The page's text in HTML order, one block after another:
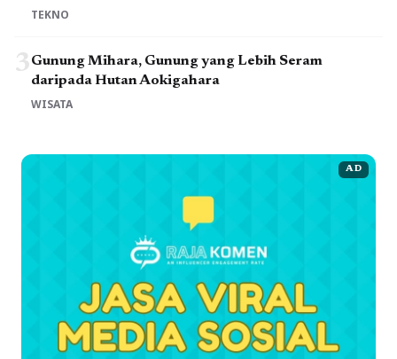
TEKNO
3Gunung Mihara, Gunung yang Lebih Seram
daripada Hutan Aokigahara
WISATA
AD